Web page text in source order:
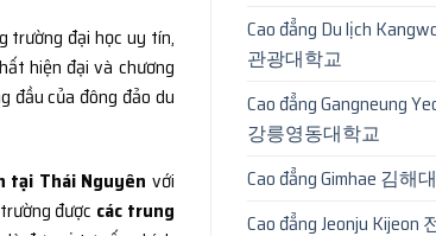
trường đại học uy tín,
hiện đại và chương
đầu của đông đảo du
tại Thái Nguyên với
được các trung
Cao đẳng Du lịch
관광대학교
Cao đẳng Gangneung
강릉영동대학교
Cao đẳng Gimhae 김해
Cao đẳng Jeonju Kijeon